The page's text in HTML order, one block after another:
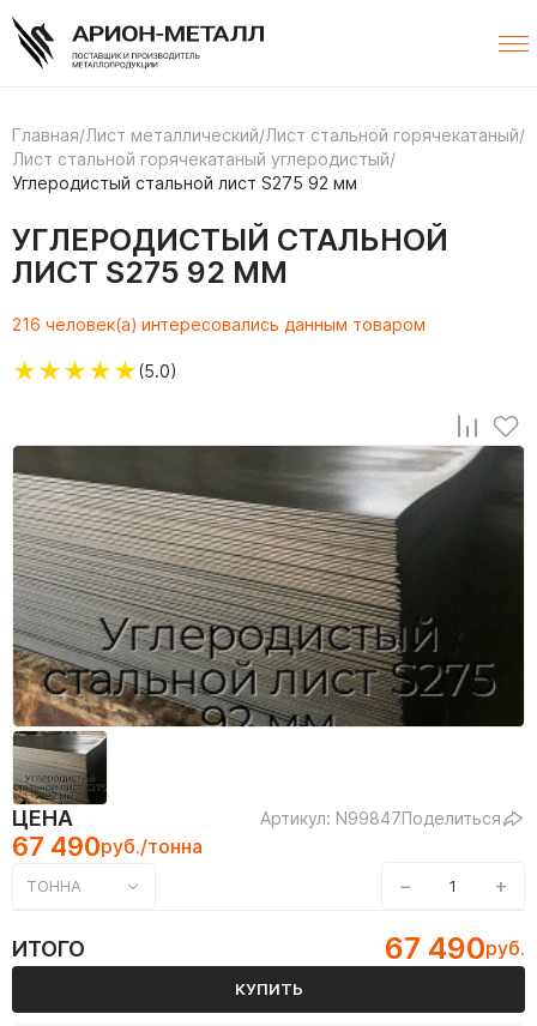
Главная/Лист металлический/Лист стальной горячекатаный/
Лист стальной горячекатаный углеродистый/
Углеродистый стальной лист S275 92 мм
УГЛЕРОДИСТЫЙ СТАЛЬНОЙ
ЛИСТ S275 92 ММ
216 человек(а) интересовались данным товаром
★★★★★(5.0)
ЦЕНА Артикул: N99847Поделиться
67 490руб./тонна
ТОННА − +
ИТОГО 67 490руб.
КУПИТЬ